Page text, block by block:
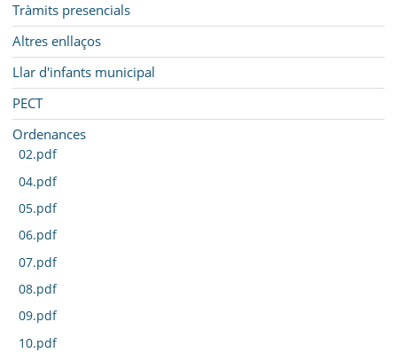
Tràmits presencials
Altres enllaços
Llar d'infants municipal
PECT
Ordenances
02.pdf
04.pdf
05.pdf
06.pdf
07.pdf
08.pdf
09.pdf
10.pdf